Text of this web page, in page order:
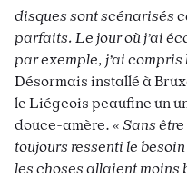
disques sont scénarisés
parfaits. Le jour où j’ai
par exemple, j’ai compris
Désormais installé à
le Liégeois peaufine un
douce-amère. « Sans
toujours ressenti le
les choses allaient moins